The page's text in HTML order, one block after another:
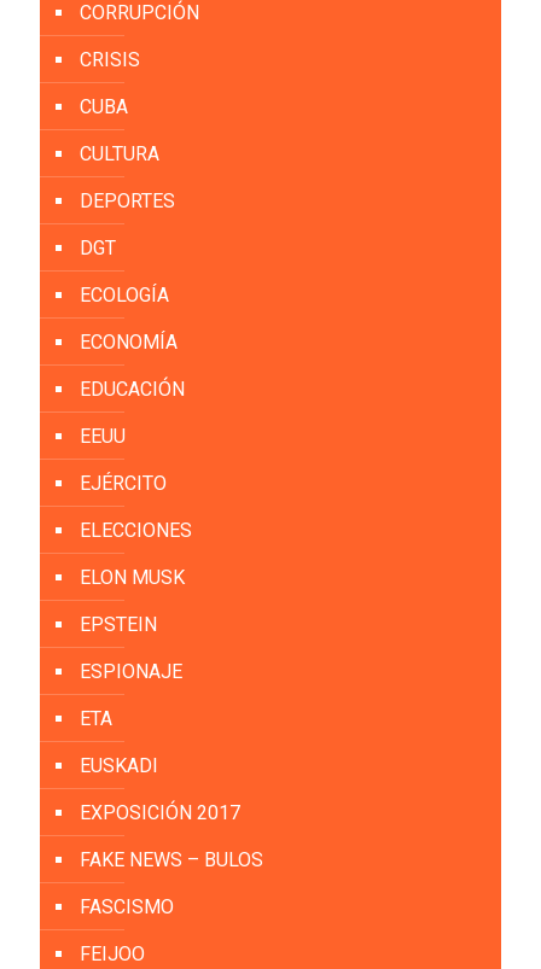
CORRUPCIÓN
CRISIS
CUBA
CULTURA
DEPORTES
DGT
ECOLOGÍA
ECONOMÍA
EDUCACIÓN
EEUU
EJÉRCITO
ELECCIONES
ELON MUSK
EPSTEIN
ESPIONAJE
ETA
EUSKADI
EXPOSICIÓN 2017
FAKE NEWS – BULOS
FASCISMO
FEIJOO